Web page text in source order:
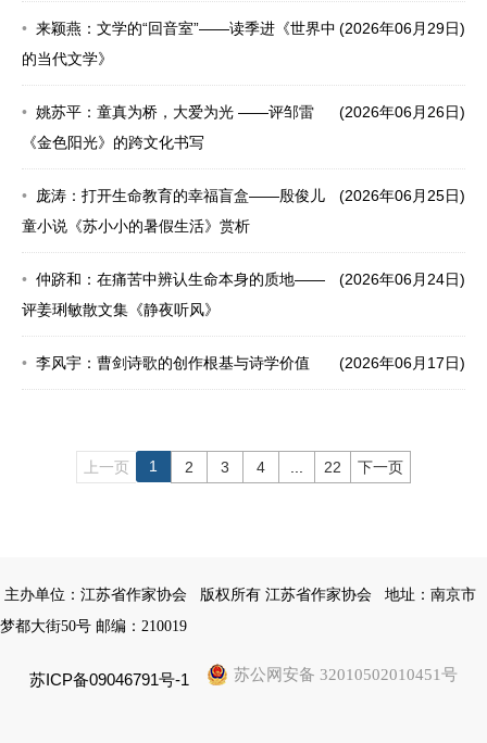
(2026年06月29日)
来颖燕：文学的“回音室”——读季进《世界中
的当代文学》
(2026年06月26日)
姚苏平：童真为桥，大爱为光 ——评邹雷
《金色阳光》的跨文化书写
(2026年06月25日)
庞涛：打开生命教育的幸福盲盒——殷俊儿
童小说《苏小小的暑假生活》赏析
(2026年06月24日)
仲跻和：在痛苦中辨认生命本身的质地——
评姜琍敏散文集《静夜听风》
(2026年06月17日)
李风宇：曹剑诗歌的创作根基与诗学价值
上一页 1 2 3 4 22 下一页
主办单位：江苏省作家协会 版权所有 江苏省作家协会
地址：南京市
梦都大街50号 邮编：210019
苏ICP备09046791号-1 苏公网安备 32010502010451号